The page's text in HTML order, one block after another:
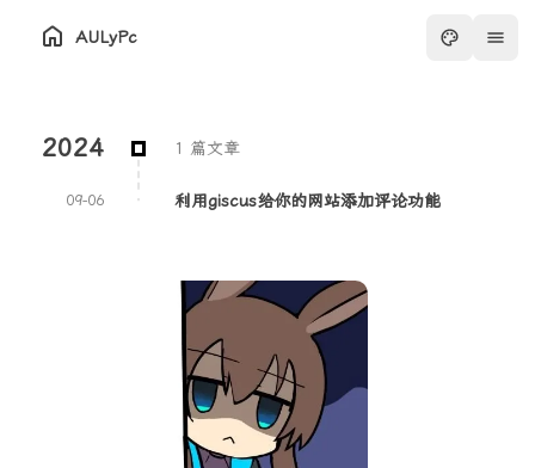
AULyPc
2024 1 篇文章
09-06 利用giscus给你的网站添加评论功能